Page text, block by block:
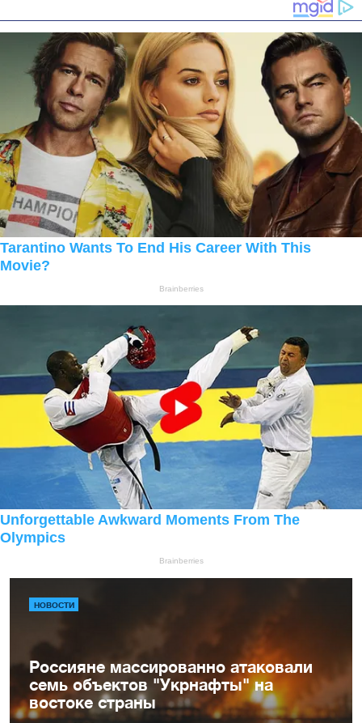
НОВОСТИ
Россияне массированно атаковали
семь объектов "Укрнафты" на
востоке страны